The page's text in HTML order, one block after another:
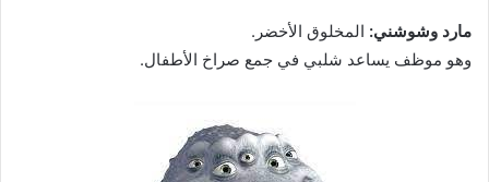
مارد وشوشني: المخلوق الأخضر.
وهو موظف يساعد شلبي في جمع صراخ الأطفال.